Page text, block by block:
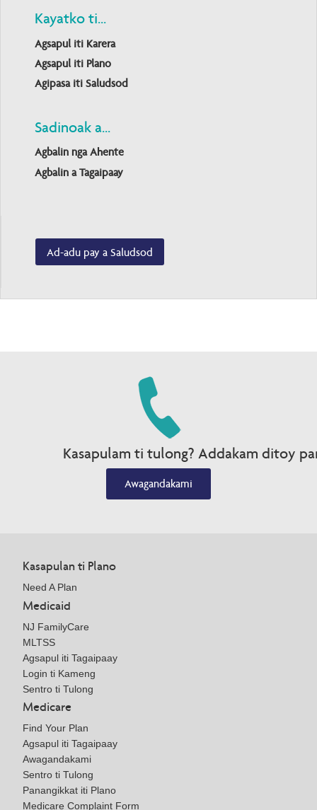
Kayatko ti...
Agsapul iti Karera
Agsapul iti Plano
Agipasa iti Saludsod
Sadinoak a...
Agbalin nga Ahente
Agbalin a Tagaipaay
Ad-adu pay a Saludsod
Kasapulam ti tulong? Addakam ditoy
Awagandakami
Kasapulan ti Plano
Need A Plan
Medicaid
NJ FamilyCare
MLTSS
Agsapul iti Tagaipaay
Login ti Kameng
Sentro ti Tulong
Medicare
Find Your Plan
Agsapul iti Tagaipaay
Awagandakami
Sentro ti Tulong
Panangikkat iti Plano
Medicare Complaint Form